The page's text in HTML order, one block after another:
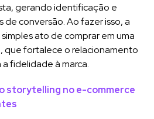
gerando identificação e
conversão. Ao fazer isso, a
ato de comprar em uma
que fortalece o relacionamento
fidelidade à marca.
storytelling no e-commerce